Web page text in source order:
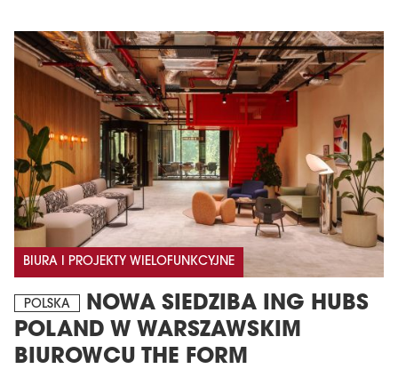
BIURA I PROJEKTY WIELOFUNKCYJNE
POLSKA
NOWA SIEDZIBA ING HUBS
POLAND W WARSZAWSKIM
BIUROWCU THE FORM